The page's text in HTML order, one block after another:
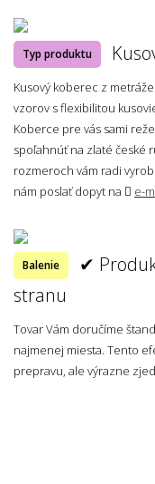
Typ produktu
Kusový koberec z
vzorov s flexibilitou
Koberce pre vás sami
spoľahnúť na zlaté české
rozmeroch vám radi
nám poslať dopyt na
e-
Balenie
✔
stranu
Tovar Vám doručíme
najmenej miesta. Tento
prepravu, ale výrazne